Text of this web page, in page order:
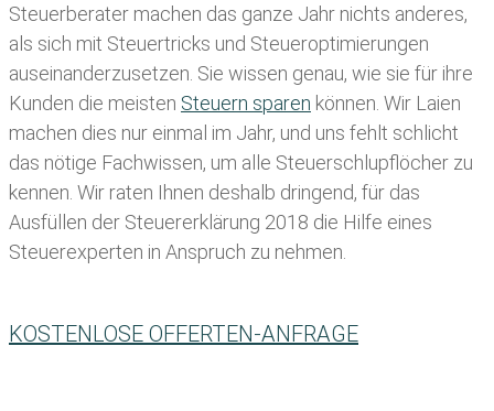
Steuerberater machen das ganze Jahr nichts anderes,
als sich mit Steuertricks und Steueroptimierungen
auseinanderzusetzen. Sie wissen genau, wie sie für ihre
Kunden die meisten Steuern sparen können. Wir Laien
machen dies nur einmal im Jahr, und uns fehlt schlicht
das nötige Fachwissen, um alle Steuerschlupflöcher zu
kennen. Wir raten Ihnen deshalb dringend, für das
Ausfüllen der Steuererklärung 2018 die Hilfe eines
Steuerexperten in Anspruch zu nehmen.
KOSTENLOSE OFFERTEN-ANFRAGE